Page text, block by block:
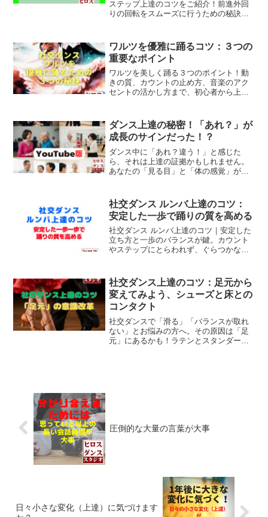
ステップ上達のコツをご紹介！前進外回
りの回転をスムーズに行うための秘訣を
ワルツを優雅に踊るコツ：３つの
重要なポイント
ワルツを美しく踊る３つのポイント！動
きの質、カウントの止め方、音楽のアク
セントの活かし方まで、初心者から上級
あなたのダンスを次のレベルへと引き上
げるための実践的なアドバイスをお届け
します。美しいワルツを目指すすべての
ダンサーに必見の内容です。
ダンス上達の秘密！「あれ？」が
成長のサインだった！？
ダンス中に「あれ？違う！」と感じた
ら、それは上達の証拠かもしれません。
あなたの「見る目」と「体の感覚」が変
ベルへ進むヒントを見つけよう！
社交ダンス ルンバ上達のコツ：
安定した一歩で踊りの質を高める
社交ダンス ルンバ上達のコツ｜安定した
立ち方と一歩のバランスが鍵。カウント
やステップにとらわれず、ぐらつかない
社交ダンス上達のコツ：足元から
変えてみよう、シューズと床との
コンタクト
社交ダンスで「滑る」「バランスが取れ
ない」とお悩みの方へ。その原因は「足
元」にあるかも！ラテンとスタンダー
圧倒的な大量の言葉が大事
日々小さな変化（上達）に気づけます